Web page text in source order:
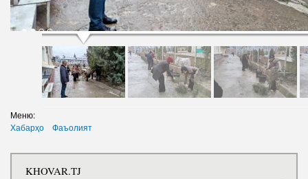
Меню:
Хабарҳо
Фаъолият
KHOVAR.TJ